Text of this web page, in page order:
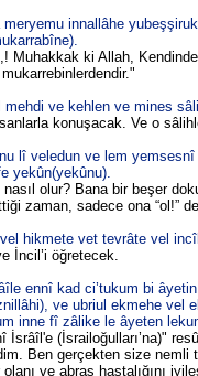
innallâhe
Muhakkak ki Allah,
ve kehlen ve mines
konuşacak. Ve o
lî veledun ve lem
yekûn(yekûnu).
olur? Bana bir beşer
zaman, sadece ona “ol!”
hikmete vet tevrâte vel
İncil’i öğretecek.
ennî kad ci’tukum bi
ve ubriul ekmehe vel
inne fî zâlike le âyeten
(İsrailoğulları’na)"
Ben gerçekten size
ve abraş hastalığını